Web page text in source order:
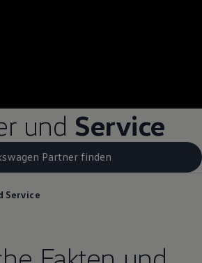
und Service
Partner finden
Service